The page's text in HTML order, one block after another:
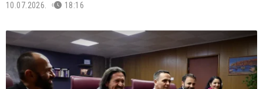
10.07.2026. 18:16